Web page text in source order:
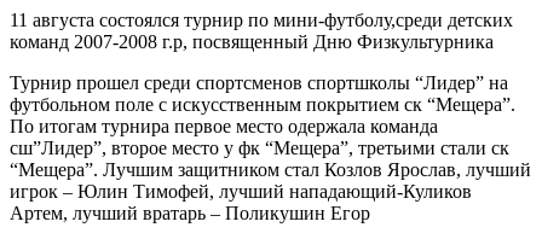
11 августа состоялся турнир по мини-футболу,среди детских
команд 2007-2008 г.р, посвященный Дню Физкультурника
Турнир прошел среди спортсменов спортшколы “Лидер” на
футбольном поле с искусственным покрытием ск “Мещера”.
По итогам турнира первое место одержала команда
сш”Лидер”, второе место у фк “Мещера”, третьими стали ск
“Мещера”. Лучшим защитником стал Козлов Ярослав, лучший
игрок – Юлин Тимофей, лучший нападающий-Куликов
Артем, лучший вратарь – Поликушин Егор